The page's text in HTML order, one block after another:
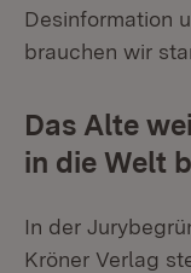
Desinformation
brauchen wir
Das Alte
in die Welt
In der
Kröner Verlag